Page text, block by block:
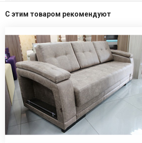
С этим товаром рекомендуют